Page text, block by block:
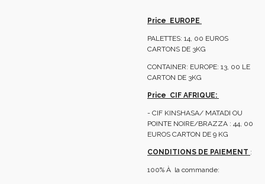
Price EUROPE
PALETTES: 14, 00 EUROS
CARTONS DE 3KG
CONTAINER: EUROPE: 13, 00 LE
CARTON DE 3KG
Price CIF AFRIQUE:
- CIF KINSHASA/ MATADI OU
POINTE NOIRE/BRAZZA : 44, 00
EUROS CARTON DE 9 KG
CONDITIONS DE PAIEMENT :
100% À la commande: